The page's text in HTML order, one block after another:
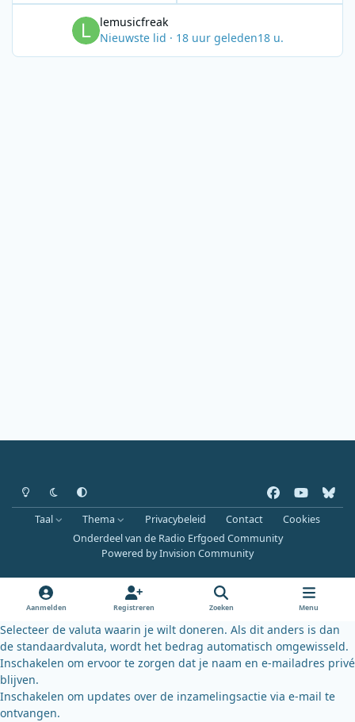
lemusicfreak
Nieuwste lid · 18 uur geleden18 u.
Heldere modus
Donkere modus
Systeemvoorkeur
a
c
e
k
o
u
b
l
u
k
y
Taal Thema Privacybeleid Contact
Cookies
Onderdeel van de Radio Erfgoed Community
Powered byInvision Community
Aanmelden Registreren Zoeken Menu
Selecteer de valuta waarin je wilt doneren. Als dit anders is dan
de standaardvaluta, wordt het bedrag automatisch omgewisseld.
Inschakelen om ervoor te zorgen dat je naam en e-mailadres privé
blijven.
Inschakelen om updates over de inzamelingsactie via e-mail te
ontvangen.